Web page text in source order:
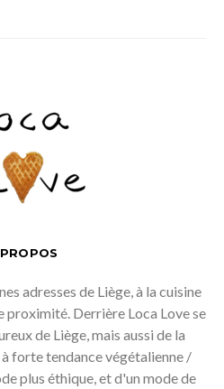
adresses de Liège, à la cuisine
proximité. Derrière Loca Love se
de Liège, mais aussi de la
forte tendance végétalienne /
plus éthique, et d'un mode de